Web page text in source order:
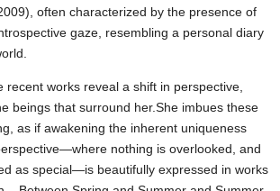
often characterized by the presence of
gaze, resembling a personal diary
recent works reveal a shift in perspective,
beings that surround her.She imbues these
as if awakening the inherent uniqueness
nothing is overlooked, and
as special—is beautifully expressed in works